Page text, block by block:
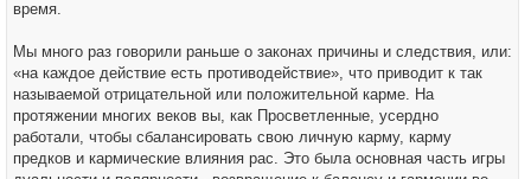
время.
Мы много раз говорили раньше о законах причины и следствия, или:
«на каждое действие есть противодействие», что приводит к так
называемой отрицательной или положительной карме. На
протяжении многих веков вы, как Просветленные, усердно
работали, чтобы сбалансировать свою личную карму, карму
предков и кармические влияния рас. Это была основная часть игры